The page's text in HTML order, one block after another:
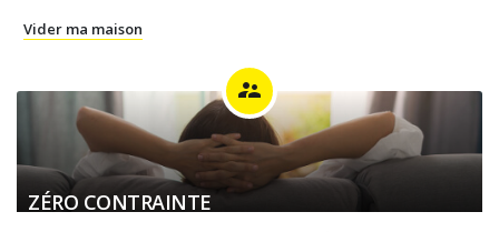
Vider ma maison
supervisor_account
ZÉRO CONTRAINTE